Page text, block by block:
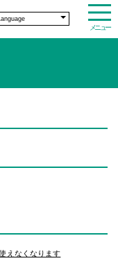
メニュー
えなくなります